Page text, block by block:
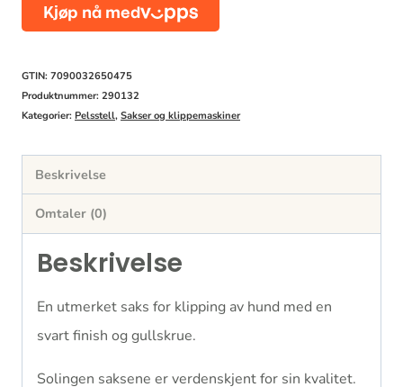
klippesaks
GTIN: 7090032650475
Produktnummer: 290132
Kategorier: Pelsstell, Sakser og klippemaskiner
Beskrivelse
Omtaler (0)
Beskrivelse
En utmerket saks for klipping av hund med en
svart finish og gullskrue.
Solingen saksene er verdenskjent for sin kvalitet.